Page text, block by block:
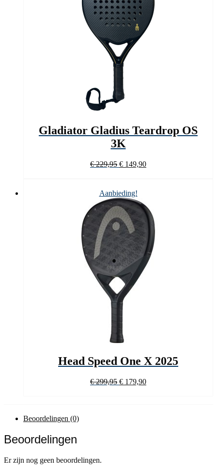
Gladiator Gladius Teardrop OS
3K
€229,95 Oorspronkelijke
€ 229,95.
€ 149,90Huidige
Aanbieding!
Head Speed One X 2025
€299,95 Oorspronkelijke
€ 179,90Huidige
Beoordelingen (0)
Beoordelingen
Er zijn nog geen beoordelingen.